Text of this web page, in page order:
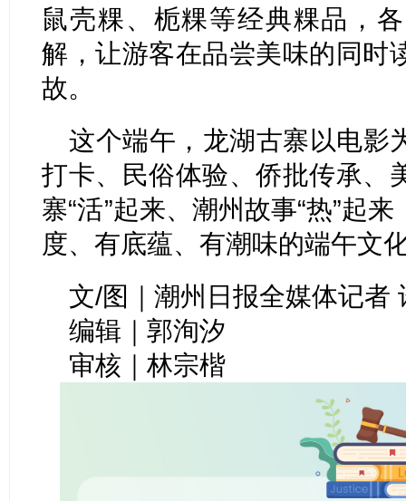
鼠壳粿、栀粿等经典粿品，
解，让游客在品尝美味的同时
故。
这个端午，龙湖古寨以电影
打卡、民俗体验、侨批传承、
寨“活”起来、潮州故事“热”起
度、有底蕴、有潮味的端午文
文/图｜潮州日报全媒体记者
编辑｜郭洵汐
审核｜林宗楷